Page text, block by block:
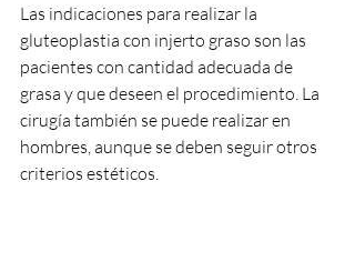
Las indicaciones para realizar la
gluteoplastia con injerto graso son las
pacientes con cantidad adecuada de
grasa y que deseen el procedimiento. La
cirugía también se puede realizar en
hombres, aunque se deben seguir otros
criterios estéticos.